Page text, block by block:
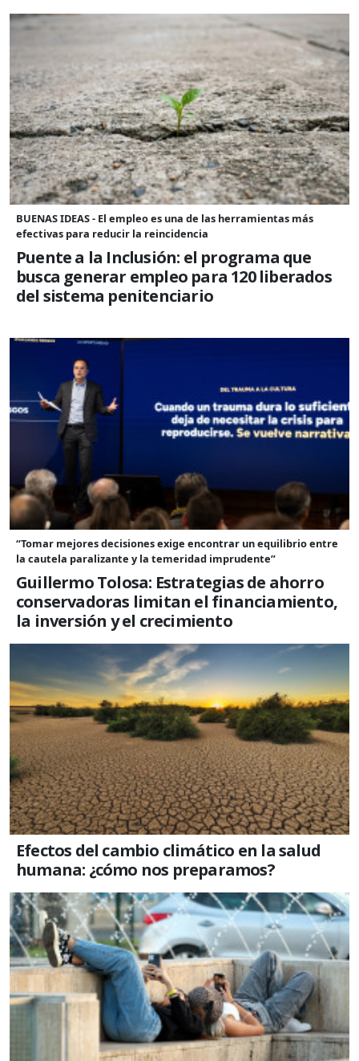
BUENAS IDEAS - El empleo es una de las herramientas más
efectivas para reducir la reincidencia
Puente a la Inclusión: el programa que
busca generar empleo para 120 liberados
del sistema penitenciario
“Tomar mejores decisiones exige encontrar un equilibrio entre
la cautela paralizante y la temeridad imprudente”
Guillermo Tolosa: Estrategias de ahorro
conservadoras limitan el financiamiento,
la inversión y el crecimiento
Efectos del cambio climático en la salud
humana: ¿cómo nos preparamos?